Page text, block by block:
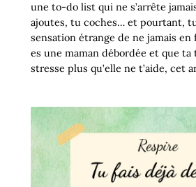
une to-do list qui ne s’arrête
ajoutes, tu coches… et pourtant,
sensation étrange de ne jamais en
es une maman débordée et que
stresse plus qu’elle ne t’aide, cet